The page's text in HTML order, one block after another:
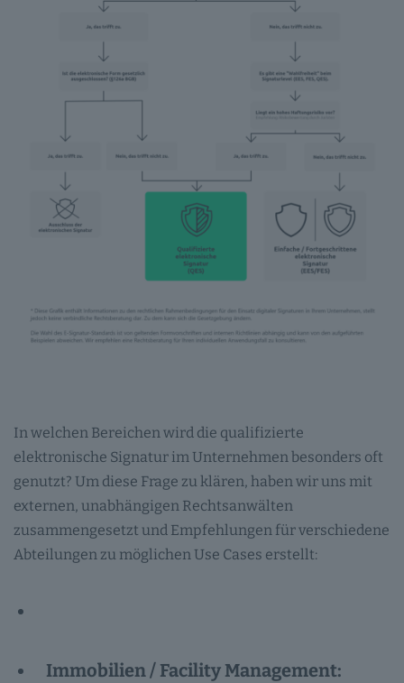
In welchen Bereichen wird die qualifizierte
elektronische Signatur im Unternehmen besonders oft
genutzt? Um diese Frage zu klären, haben wir uns mit
externen, unabhängigen Rechtsanwälten
zusammengesetzt und Empfehlungen für verschiedene
Abteilungen zu möglichen Use Cases erstellt:
Immobilien / Facility Management: